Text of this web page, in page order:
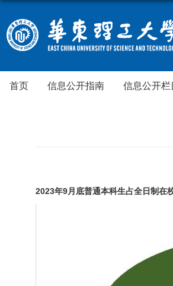
首页 信息公开指南 信息公开栏
2023年9月底普通本科生占全日制在